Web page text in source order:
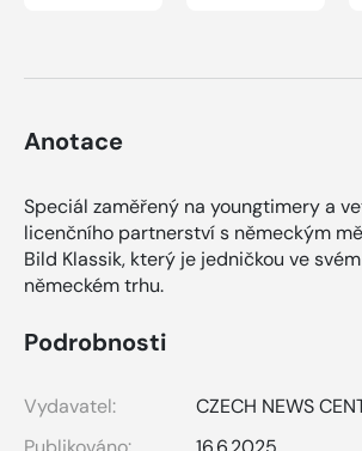
Anotace
Speciál zaměřený na youngtimery a
licenčního partnerství s německým
Bild Klassik, který je jedničkou ve
německém trhu.
Podrobnosti
Vydavatel:
CZECH NEWS